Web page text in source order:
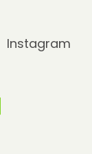
Instagram